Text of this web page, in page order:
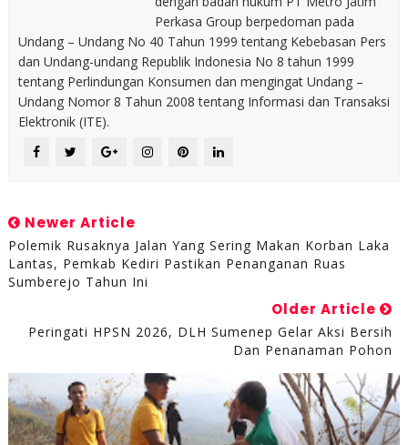
Perkasa Group berpedoman pada
Undang – Undang No 40 Tahun 1999 tentang Kebebasan Pers
dan Undang-undang Republik Indonesia No 8 tahun 1999
tentang Perlindungan Konsumen dan mengingat Undang –
Undang Nomor 8 Tahun 2008 tentang Informasi dan Transaksi
Elektronik (ITE).
Newer Article
Polemik Rusaknya Jalan Yang Sering Makan Korban Laka
Lantas, Pemkab Kediri Pastikan Penanganan Ruas
Sumberejo Tahun Ini
Older Article
Peringati HPSN 2026, DLH Sumenep Gelar Aksi Bersih
Dan Penanaman Pohon